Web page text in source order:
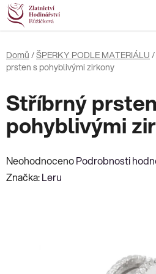
Přejít
na
obsah
Domů /ŠPERKY PODLE MATERIÁLU /
prsten s pohyblivými zirkony
Stříbrný
pohyblivými
Průměrné
hodnocení
NeohodnocenoPodrobnosti
Značka:Leru